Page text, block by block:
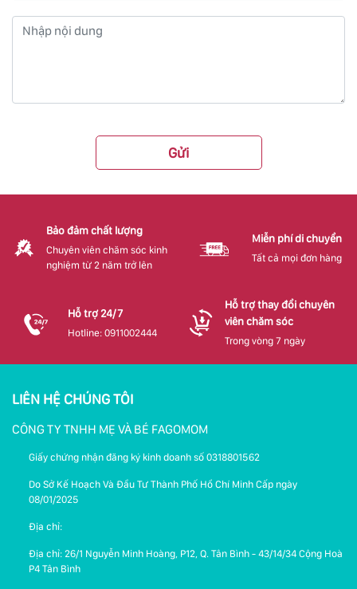
Gửi
Bảo đảm chất lượng
Chuyên viên chăm sóc kinh
nghiệm từ 2 năm trở lên
Miễn phí di chuyển
Tất cả mọi đơn hàng
Hỗ trợ 24/7
Hotline: 0911002444
Hỗ trợ thay đổi chuyên
viên chăm sóc
Trong vòng 7 ngày
LIÊN HỆ CHÚNG TÔI
CÔNG TY TNHH MẸ VÀ BÉ FAGOMOM
Giấy chứng nhận đăng ký kinh doanh số 0318801562
Do Sở Kế Hoạch Và Đầu Tư Thành Phố Hồ Chí Minh Cấp ngày
08/01/2025
Địa chỉ:
Địa chỉ: 26/1 Nguyễn Minh Hoàng, P12, Q. Tân Bình - 43/14/34 Cộng Hoà
P4 Tân Bình